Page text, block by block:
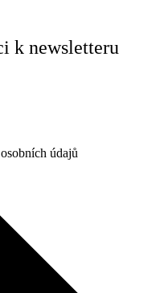
k newsletteru
údajů